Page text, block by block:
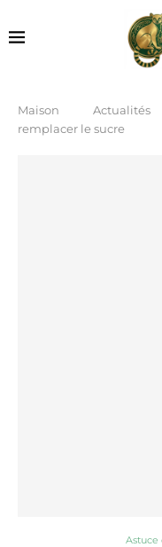
Maison Actualités
remplacer le sucre
Astuce